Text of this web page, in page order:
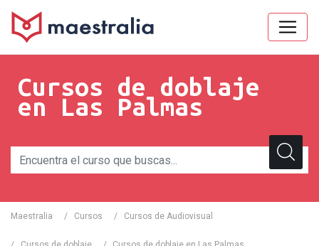
Cursos de doblaje
en Las Palmas
Maestralia / Cursos / Cursos de Audiovisual